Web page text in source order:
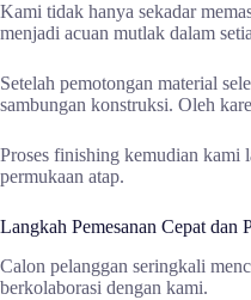
Kami tidak hanya sekadar
menjadi acuan mutlak dalam
Setelah pemotongan material
sambungan konstruksi. Oleh
Proses finishing kemudian kami
permukaan atap.
Langkah Pemesanan Cepat dan
Calon pelanggan seringkali
berkolaborasi dengan kami.